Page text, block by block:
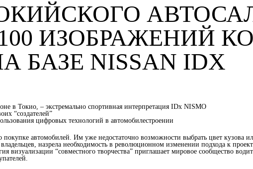
ИЗОБРАЖЕНИЙ
БАЗЕ NISSAN IDX
в Токио, – экстремально спортивная интерпретация IDx NISMO
“создателей”
цифровых технологий в автомобилестроении
автомобилей. Им уже недостаточно возможности выбрать цвет кузова
назрела необходимость в революционном изменении подхода к
визуализации “совместного творчества” приглашает мировое сообщество